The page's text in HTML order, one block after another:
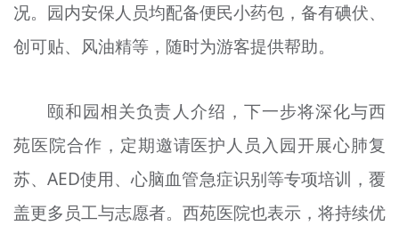
况。园内安保人员均配备便民小药包，备有碘伏、
创可贴、风油精等，随时为游客提供帮助。
颐和园相关负责人介绍，下一步将深化与西
苑医院合作，定期邀请医护人员入园开展心肺复
苏、AED使用、心脑血管急症识别等专项培训，覆
盖更多员工与志愿者。西苑医院也表示，将持续优